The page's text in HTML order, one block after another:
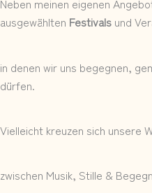
Neben meinen eigenen
ausgewählten Festivals und
in denen wir uns begegnen,
dürfen.
Vielleicht kreuzen sich unsere
zwischen Musik, Stille &